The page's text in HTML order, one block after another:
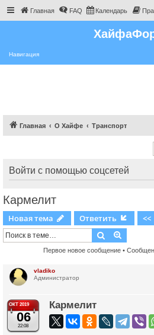
Главная FAQ Календарь
Навигация
Главная О Хайфе Транспорт
Войти с помощью соцсетей
Кармелит
Новая тема Ответить <<
Поиск
Первое новое сообщение•
vladiko
Администратор
ОКТ 2019
06
22:08
Кармелит